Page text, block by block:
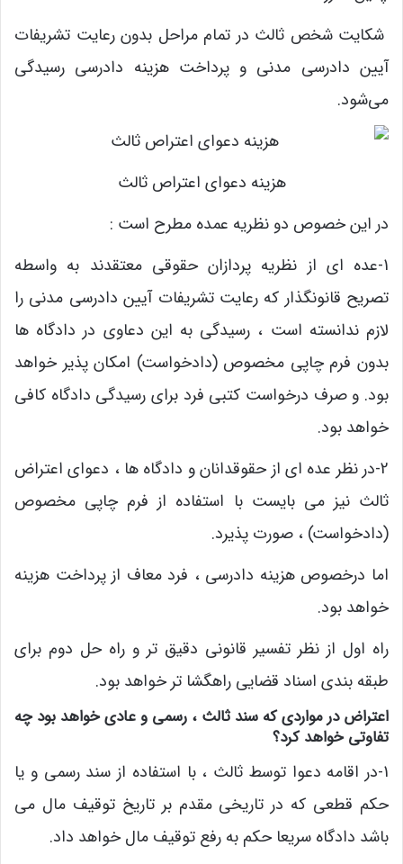
شکایت شخص ثالث در تمام مراحل بدون رعایت تشریفات
آیین دادرسی مدنی و پرداخت هزینه دادرسی رسیدگی
می‌شود.
هزینه دعوای اعتراص ثالث
در این خصوص دو نظریه عمده مطرح است :
1-عده ای از نظریه پردازان حقوقی معتقدند به واسطه
تصریح قانونگذار که رعایت تشریفات آیین دادرسی مدنی را
لازم ندانسته است ، رسیدگی به این دعاوی در دادگاه ها
بدون فرم چاپی مخصوص (دادخواست) امکان پذیر خواهد
بود. و صرف درخواست کتبی فرد برای رسیدگی دادگاه کافی
خواهد بود.
2-در نظر عده ای از حقوقدانان و دادگاه ها ، دعوای اعتراض
ثالث نیز می بایست با استفاده از فرم چاپی مخصوص
(دادخواست) ، صورت پذیرد.
اما درخصوص هزینه دادرسی ، فرد معاف از پرداخت هزینه
خواهد بود.
راه اول از نظر تفسیر قانونی دقیق تر و راه حل دوم برای
طبقه بندی اسناد قضایی راهگشا تر خواهد بود.
اعتراض در مواردی که سند ثالث ، رسمی و عادی خواهد بود چه
تفاوتی خواهد کرد؟
1-در اقامه دعوا توسط ثالث ، با استفاده از سند رسمی و یا
حکم قطعی که در تاریخی مقدم بر تاریخ توقیف مال می
باشد دادگاه سریعا حکم به رفع توقیف مال خواهد داد.